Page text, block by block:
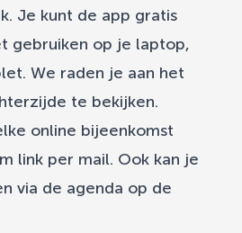
Je kunt de app gratis
gebruiken op je laptop,
We raden je aan het
te bekijken.
online bijeenkomst
link per mail. Ook kan je
via de agenda op de